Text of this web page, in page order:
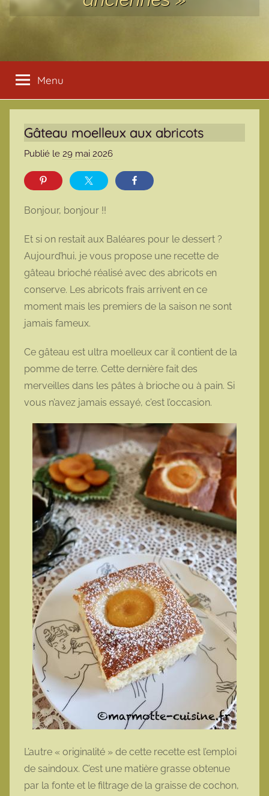
Menu
Gâteau moelleux aux abricots
Publié le 29 mai 2026
r
o
t
t
e
Bonjour, bonjour !!
Et si on restait aux Baléares pour le dessert ?
Aujourd’hui, je vous propose une recette de
gâteau brioché réalisé avec des abricots en
conserve. Les abricots frais arrivent en ce
moment mais les premiers de la saison ne sont
jamais fameux.
Ce gâteau est ultra moelleux car il contient de la
pomme de terre. Cette dernière fait des
merveilles dans les pâtes à brioche ou à pain. Si
vous n’avez jamais essayé, c’est l’occasion.
L’autre « originalité » de cette recette est l’emploi
de saindoux. C’est une matière grasse obtenue
par la fonte et le filtrage de la graisse de cochon,